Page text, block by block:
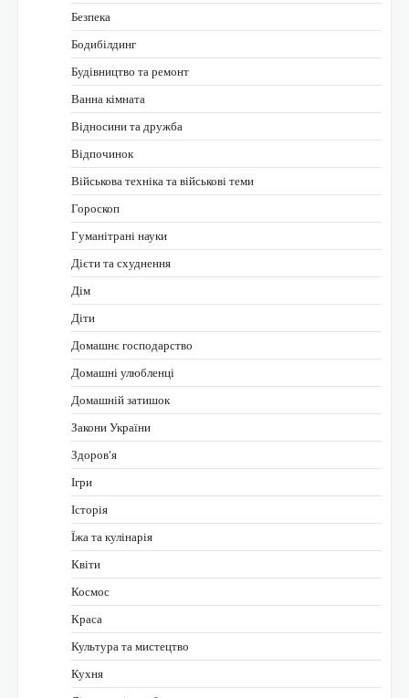
Безпека
Бодибілдинг
Будівництво та ремонт
Ванна кімната
Відносини та дружба
Відпочинок
Військова техніка та військові теми
Гороскоп
Гуманітрані науки
Дієти та схуднення
Дім
Діти
Домашнє господарство
Домашні улюбленці
Домашній затишок
Закони України
Здоров'я
Ігри
Історія
Їжа та кулінарія
Квіти
Космос
Краса
Культура та мистецтво
Кухня